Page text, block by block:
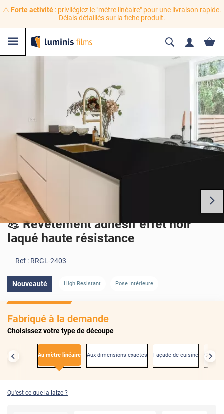
⚠️ Forte activité: privilégiez le "mètre linéaire" pour une livraison rapide.
Délais détaillés sur la fiche produit.
💪 Revêtement adhésif effet noir
laqué haute résistance
Ref : RRGL-2403
Nouveauté High Resistant Pose Intérieure
Fabriqué à la demande
Choisissez votre type de découpe
Au mètre linéaire Aux dimensions exactes Façade de cuisine
Qu'est-ce que la laize ?